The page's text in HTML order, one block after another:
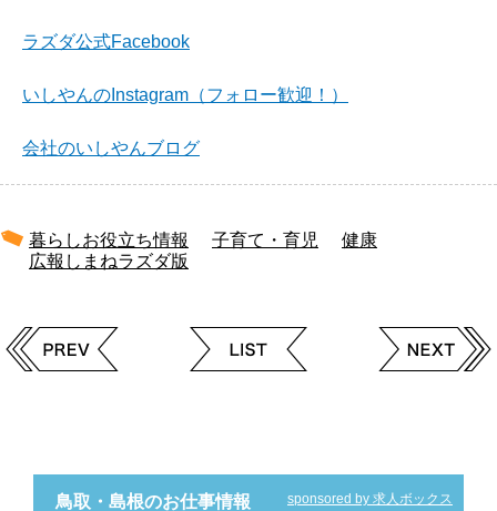
ラズダ公式Facebook
いしやんのInstagram（フォロー歓迎！）
会社のいしやんブログ
暮らしお役立ち情報 子育て・育児
健康
広報しまねラズダ版
鳥取・島根のお仕事情報 sponsored by 求人ボックス